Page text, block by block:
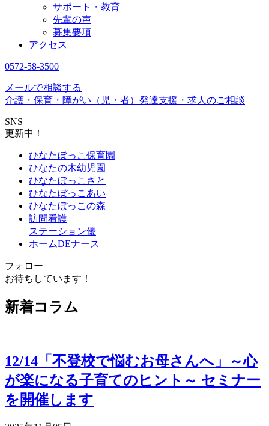
サポート・教育
先輩の声
募集要項
アクセス
0572-58-3500
メールで相談する
介護・保育・障がい（児・者）発達支援・求人のご相談
SNS
更新中！
ひなたぼっこ保育園
ひなたの木幼児園
ひなたぼっこさと
ひなたぼっこあい
ひなたぼっこの森
訪問看護
ステーション優
ホームDEナース
フォロー
お待ちしています！
新着コラム
12/14「不登校で悩むお母さんへ」～心
が楽になる子育てのヒント～ セミナー
を開催します